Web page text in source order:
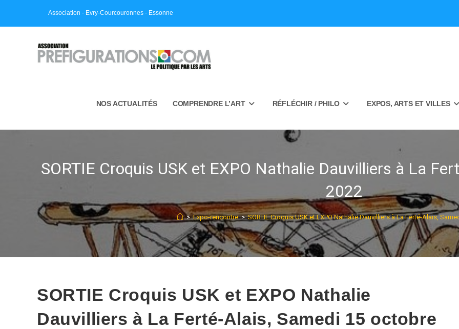
Association - Evry-Courcouronnes - Essonne
NOS ACTUALITÉS COMPRENDRE L’ART RÉFLÉCHIR / PHILO EXPOS, ARTS ET VILLES
SORTIE Croquis USK et EXPO Nathalie Dauvilliers à La
2022
> Expo-rencontre > SORTIE Croquis USK et EXPO Nathalie Dauvilliers à La Ferté-Alais,
SORTIE Croquis USK et EXPO Nathalie
Dauvilliers à La Ferté-Alais, Samedi 15 octobre